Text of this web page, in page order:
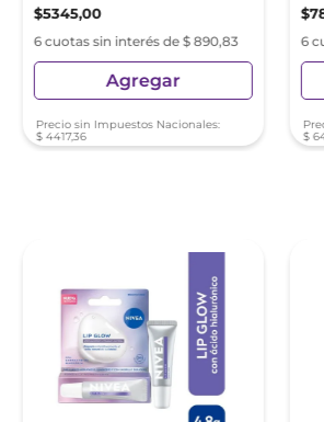
$5345,00
6 cuotas sin interés de $ 890,83
Agregar
Precio sin Impuestos Nacionales:
$ 4417,36
$
6
$